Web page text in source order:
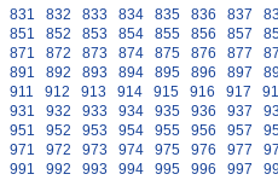
831 832 833 834 835 836 837
851 852 853 854 855 856 857
871 872 873 874 875 876 877
891 892 893 894 895 896 897
911 912 913 914 915 916 917
931 932 933 934 935 936 937
951 952 953 954 955 956 957
971 972 973 974 975 976 977
991 992 993 994 995 996 997